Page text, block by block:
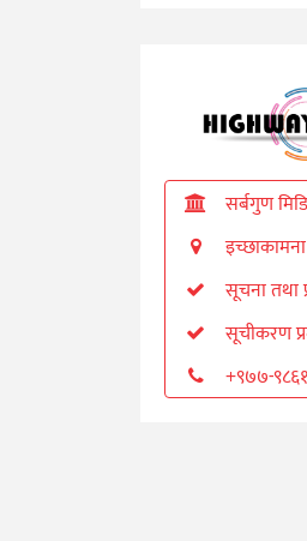
सर्बगुण
सूचना तथा
सूचीकरण
+९७७-